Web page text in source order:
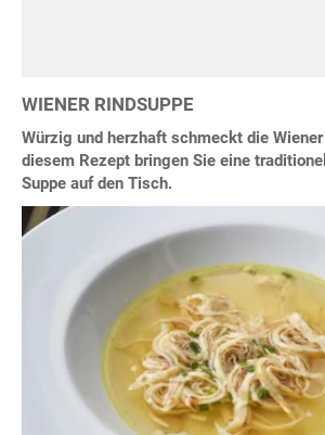
WIENER RINDSUPPE
Würzig und herzhaft schmeckt die
diesem Rezept bringen Sie eine
Suppe auf den Tisch.